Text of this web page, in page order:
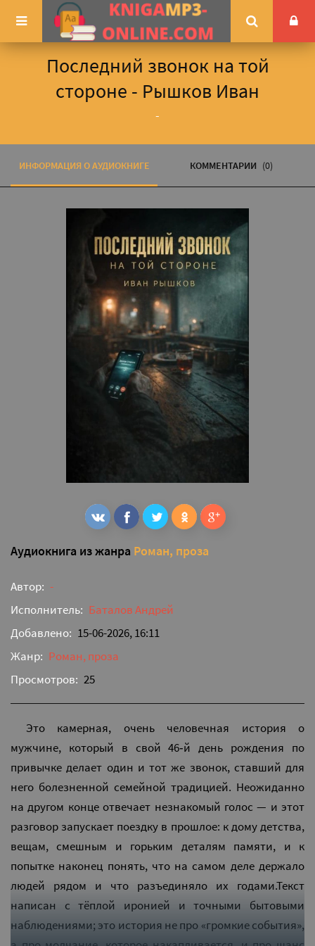
Последний звонок на той
стороне - Рышков Иван
-
ИНФОРМАЦИЯ О АУДИОКНИГЕ КОММЕНТАРИИ (0)
Аудиокнига из жанра Роман, проза
Автор: -
Исполнитель: Баталов Андрей
Добавлено: 15-06-2026, 16:11
Жанр: Роман, проза
Просмотров: 25
Это камерная, очень человечная история о
мужчине, который в свой 46‑й день рождения по
привычке делает один и тот же звонок, ставший для
него болезненной семейной традицией. Неожиданно
на другом конце отвечает незнакомый голос — и этот
разговор запускает поездку в прошлое: к дому детства,
вещам, смешным и горьким деталям памяти, и к
попытке наконец понять, что на самом деле держало
людей рядом и что разъединяло их годами.Текст
написан с тёплой иронией и точными бытовыми
наблюдениями; это история не про «громкие события»,